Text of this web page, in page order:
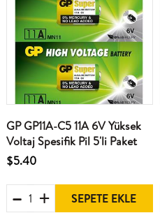
GP GP11A-C5 11A 6V Yüksek
Voltaj Spesifik Pil 5'li Paket
$5.40
SEPETE EKLE